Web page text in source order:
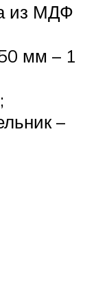
из МДФ
мм – 1
–